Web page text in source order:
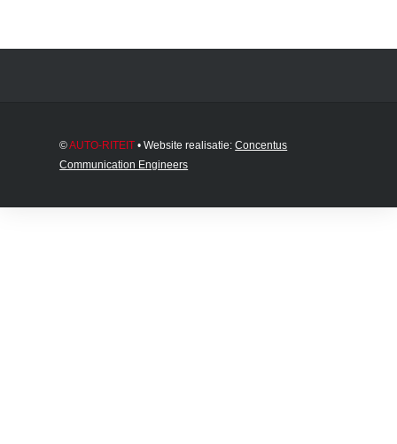
©AUTO-RITEIT • Website realisatie:Concentus
Communication Engineers